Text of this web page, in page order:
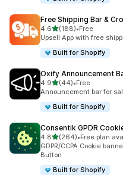
Free Shipping Bar &
4.6滿分 5 顆星
(188)
共有 188 則評價
•Free
Upsell App with free
Built for Shopify
Oxify Announcement
4.9滿分 5 顆星
(44)
共有 44 則評價
•Free
Announcement bar for
Built for Shopify
Consentik GPDR
4.8滿分 5 顆星
(264)
共有 264 則評價
•Free plan
GDPR/CCPA Cookie
Button
Built for Shopify